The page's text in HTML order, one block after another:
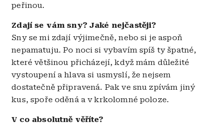
peřinou.
Zdají se vám sny? Jaké nejčastěji?
Sny se mi zdají výjimečně, nebo si je aspoň
nepamatuju. Po noci si vybavím spíš ty špatné,
které většinou přicházejí, když mám důležité
vystoupení a hlava si usmyslí, že nejsem
dostatečně připravená. Pak ve snu zpívám jiný
kus, spoře oděná a v krkolomné poloze.
V co absolutně věříte?